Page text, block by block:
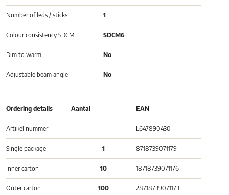
Number of leds / sticks 1
Colour consistency SDCM SDCM6
Dim to warm No
Adjustable beam angle No
Ordering details Aantal EAN
Artikel nummer L647890430
Single package 1 8718739071179
Inner carton 10 18718739071176
Outer carton 100 28718739071173